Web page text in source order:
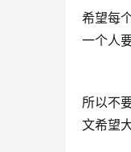
希望每
一个人
所以不
文希望